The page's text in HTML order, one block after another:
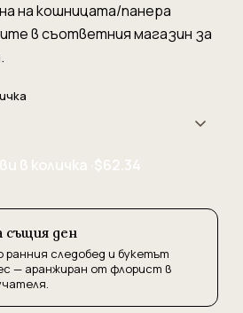
на кошницата/панера
в съответния магазин за
в количка · $62.34
същия ден
ранния следобед и букетът
— аранжиран от флорист в